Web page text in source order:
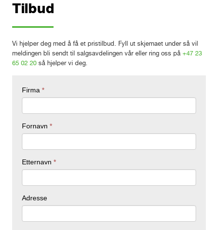
Tilbud
Vi hjelper deg med å få et pristilbud. Fyll ut skjemaet under så vil
meldingen bli sendt til salgsavdelingen vår eller ring oss på +47 23
65 02 20 så hjelper vi deg.